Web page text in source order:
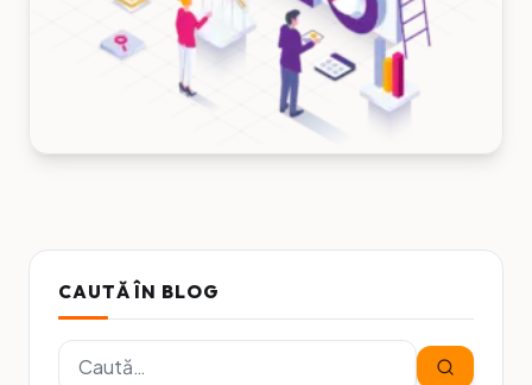
CAUTĂ ÎN BLOG